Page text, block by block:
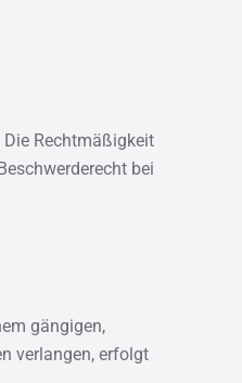
Die Rechtmäßigkeit
bei
gängigen,
verlangen, erfolgt